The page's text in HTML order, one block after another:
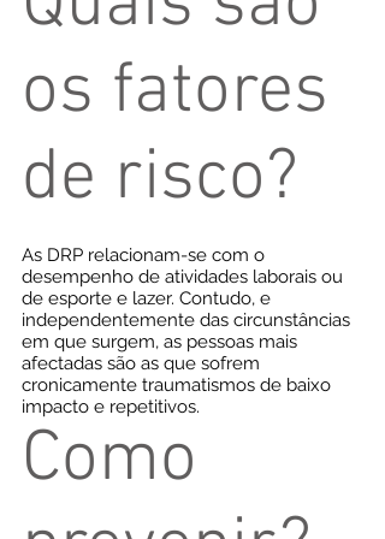
os fatores
de risco?
As DRP relacionam-se com o
desempenho de atividades laborais ou
de esporte e lazer. Contudo, e
independentemente das circunstâncias
em que surgem, as pessoas mais
afectadas são as que sofrem
cronicamente traumatismos de baixo
impacto e repetitivos.
Como